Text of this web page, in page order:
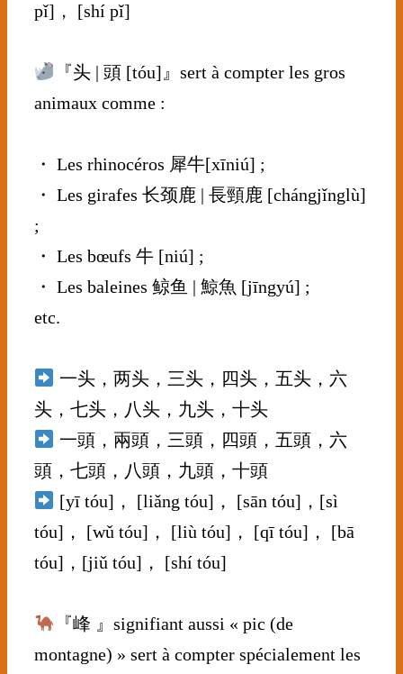
pǐ]， [shí pǐ]
『头 | 頭 [tóu]』sert à compter les gros
animaux comme :
・ Les rhinocéros 犀牛[xīniú] ;
・ Les girafes 长颈鹿 | 長頸鹿 [chángjǐnglù]
;
・ Les bœufs 牛 [niú] ;
・ Les baleines 鲸鱼 | 鯨魚 [jīngyú] ;
etc.
一头，两头，三头，四头，五头，六
头，七头，八头，九头，十头
一頭，兩頭，三頭，四頭，五頭，六
頭，七頭，八頭，九頭，十頭
[yī tóu]， [liǎng tóu]， [sān tóu]，[sì
tóu]， [wǔ tóu]， [liù tóu]， [qī tóu]， [bā
tóu]，[jiǔ tóu]， [shí tóu]
『峰 』signifiant aussi « pic (de
montagne) » sert à compter spécialement les